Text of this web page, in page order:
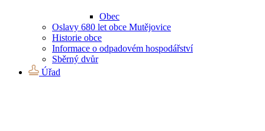
Obec
Oslavy 680 let obce Mutějovice
Historie obce
Informace o odpadovém hospodářství
Sběrný dvůr
Úřad